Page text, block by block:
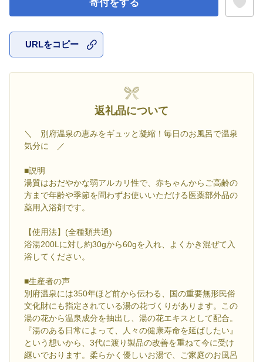
寄付をする
URLをコピー
返礼品について
＼ 別府温泉の恵みをギュッと凝縮！毎日のお風呂で温泉
気分に ／
■説明
湯質はおだやかな弱アルカリ性で、赤ちゃんからご高齢の
方まで年齢や季節を問わずお使いいただける医薬部外品の
薬用入浴剤です。
【使用法】(全種類共通)
浴湯200Lに対し約30gから60gを入れ、よくかき混ぜて入
浴してください。
■生産者の声
別府温泉には350年ほど前から伝わる、国の重要無形民俗
文化財にも指定されている湯の花づくりがあります。この
湯の花から温泉成分を抽出し、湯の花エキスとして配合。
『湯のある日常によって、人々の健康寿命を延ばしたい』
という想いから、3代に渡り製品の改善を重ねて今に受け
継いでおります。柔らかく優しいお湯で、ご家庭のお風呂